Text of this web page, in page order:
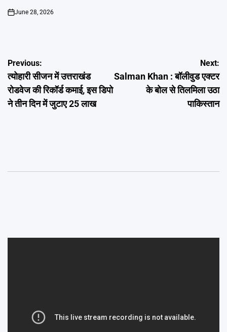
on
June 28, 2026
Post
navigation
Previous:
त्योहारी सीजन में उत्तराखंड
रोडवेज की रिकॉर्ड कमाई, इस डिपो
ने तीन दिन में जुटाए 25 लाख
Next:
Salman Khan : बॉलीवुड एक्टर
के बोल से तिलमिला उठा
पाकिस्तान